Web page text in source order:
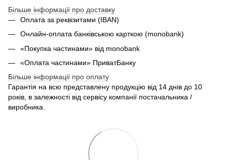
Більше інформації про доставку
Оплата за реквізитами (IBAN)
Онлайн-оплата банківською карткою (monobank)
«Покупка частинами» від monobank
«Оплата частинами» ПриватБанку
Більше інформації про оплату
Гарантія на всю представлену продукцію від 14 днів до 10
років, в залежності від сервісу компанії постачальника /
виробника.